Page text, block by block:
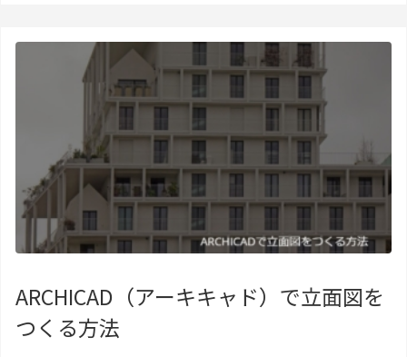
ARCHICAD（アーキキャド）で立面図を
つくる方法